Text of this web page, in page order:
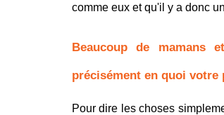
comme eux et qu'il y a donc
Beaucoup de mamans
précisément en quoi
Pour dire les choses